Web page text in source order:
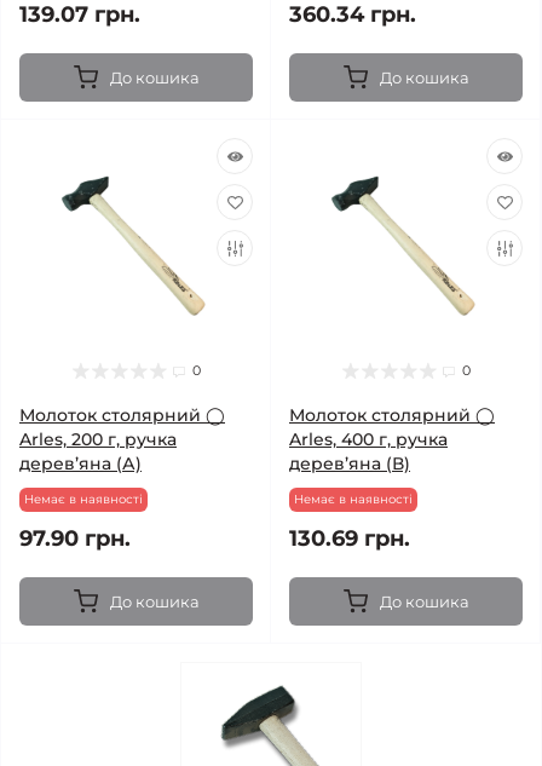
139.07 грн.
До кошика
360.34 грн.
До кошика
0
Молоток столярний ◯
Arles, 200 г, ручка
дерев’яна (А)
Немає в наявності
97.90 грн.
До кошика
0
Молоток столярний ◯
Arles, 400 г, ручка
дерев’яна (В)
Немає в наявності
130.69 грн.
До кошика